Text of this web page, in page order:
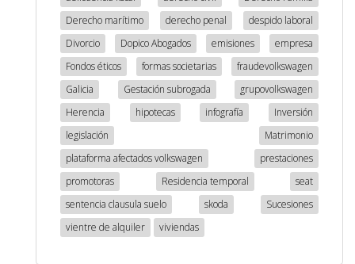
Derecho marítimo
derecho penal
despido laboral
Divorcio
Dopico Abogados emisiones
empresa
Fondos éticos
formas societarias
fraudevolkswagen
Galicia
Gestación subrogada
grupovolkswagen
Herencia
hipotecas infografía
Inversión
legislación
Matrimonio
plataforma afectados volkswagen
prestaciones
promotoras
Residencia temporal
seat
sentencia clausula suelo
skoda
Sucesiones
vientre de alquiler
viviendas